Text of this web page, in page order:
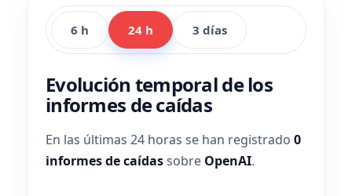
6 h 24 h 3 días
Evolución temporal de los
informes de caídas
En las últimas 24 horas se han registrado 0
informes de caídassobre OpenAI.